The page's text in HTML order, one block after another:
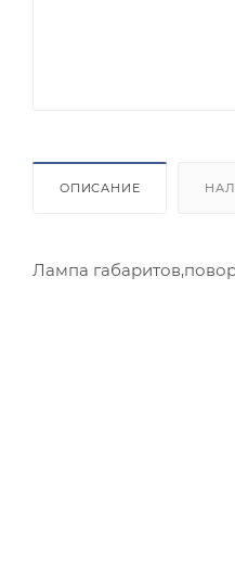
ОПИСАНИЕ
Лампа